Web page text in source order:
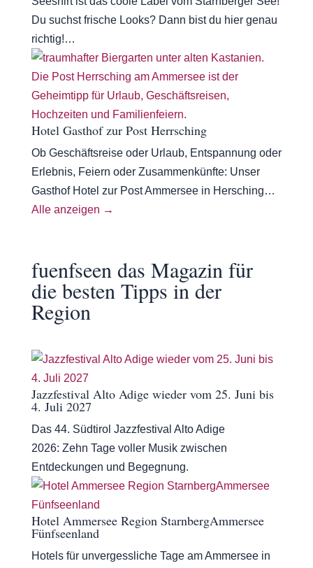
Du suchst frische Looks? Dann bist du hier genau
richtig!…
Hotel Gasthof zur Post Herrsching
Ob Geschäftsreise oder Urlaub, Entspannung oder
Erlebnis, Feiern oder Zusammenkünfte: Unser
Gasthof Hotel zur Post Ammersee in Hersching…
Alle anzeigen →
fuenfseen das Magazin für
die besten Tipps in der
Region
Jazzfestival Alto Adige wieder vom 25. Juni bis
4. Juli 2027
Das 44. Südtirol Jazzfestival Alto Adige
2026: Zehn Tage voller Musik zwischen
Entdeckungen und Begegnung.
Hotel Ammersee Region StarnbergAmmersee
Fünfseenland
Hotels für unvergessliche Tage am Ammersee in